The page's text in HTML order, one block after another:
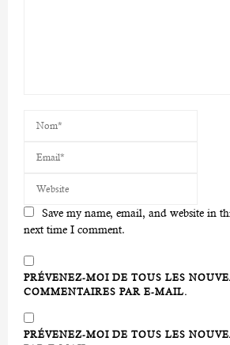
Save my name, email, and website in
next time I comment.
PRÉVENEZ-MOI DE TOUS LES
COMMENTAIRES PAR E-MAIL.
PRÉVENEZ-MOI DE TOUS LES